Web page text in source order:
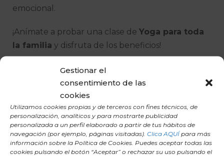
Gestionar el
consentimiento de las
cookies
Utilizamos cookies propias y de terceros con fines técnicos, de
personalización, analíticos y para mostrarte publicidad
personalizada a un perfil elaborado a partir de tus hábitos de
navegación (por ejemplo, páginas visitadas). Clica AQUÍpara más
información sobre la Política de Cookies. Puedes aceptar todas las
cookies pulsando el botón “Aceptar” o rechazar su uso pulsando el
emocional.
¡Anímate a probar una clase de Yoga para toda
la familia y disfruta de los beneficios!
¡Únete a nuestra
clase de Yoga
especial en familia!